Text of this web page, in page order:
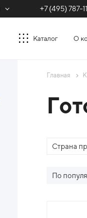
+7 (495) 787-
Каталог О
Главная
Страна
По